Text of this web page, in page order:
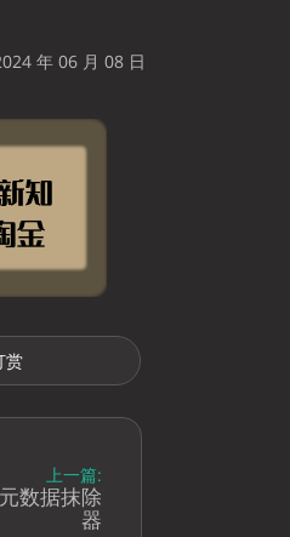
年 06 月 08 日
赏
上一篇:
数据抹除
器